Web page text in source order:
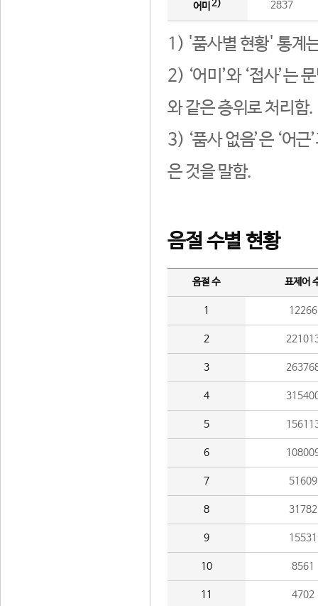
어미 2) 2837
1) '품사별 현황' 통계
2) ‘어미’와 ‘접사’는
와 같은 층위로 처리함.
3) ‘품사 없음’은 ‘어
은 것을 말함.
음절 수별 현황
음절 수 표제어
1 12266
2
3
4
5
6
7 51609
8 31782
9 15531
10 8561
11 4702